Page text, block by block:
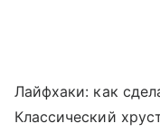
Лайфхаки: как
Классический